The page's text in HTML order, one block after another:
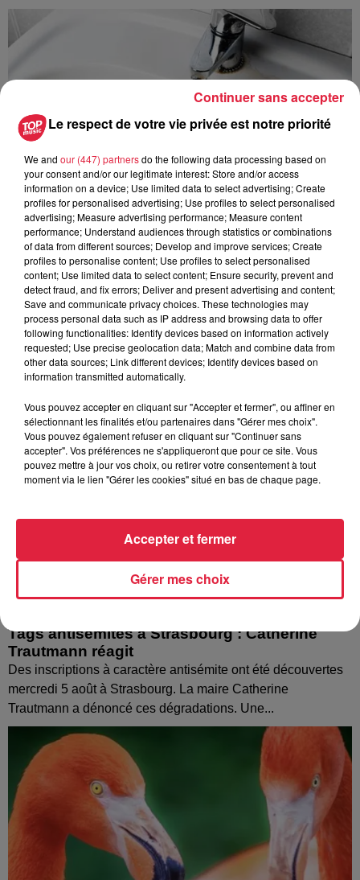
À Hoerdt, de l’eau brune sort des robinets
Depuis plusieurs jours, des habitants de Hoerdt ont vu de
l’eau brune s’écouler de leurs robinets. Face aux
nombreuses interrogations, la municipalité a pris...
Tags antisémites à Strasbourg : Catherine
Trautmann réagit
Des inscriptions à caractère antisémite ont été découvertes
mercredi 5 août à Strasbourg. La maire Catherine
Trautmann a dénoncé ces dégradations. Une...
Le respect de votre vie privée est notre priorité
We and our (447) partnersdo the following data processing based on
your consent and/or our legitimate interest: Store and/or access
information on a device; Use limited data to select advertising; Create
profiles for personalised advertising; Use profiles to select personalised
advertising; Measure advertising performance; Measure content
performance; Understand audiences through statistics or combinations
of data from different sources; Develop and improve services; Create
profiles to personalise content; Use profiles to select personalised
content; Use limited data to select content; Ensure security, prevent and
detect fraud, and fix errors; Deliver and present advertising and content;
Save and communicate privacy choices. These technologies may
process personal data such as IP address and browsing data to offer
following functionalities: Identify devices based on information actively
requested; Use precise geolocation data; Match and combine data from
other data sources; Link different devices; Identify devices based on
information transmitted automatically.
Vous pouvez accepter en cliquant sur "Accepter et fermer", ou affiner en
sélectionnant les finalités et/ou partenaires dans "Gérer mes choix".
Vous pouvez également refuser en cliquant sur "Continuer sans
accepter". Vos préférences ne s'appliqueront que pour ce site. Vous
pouvez mettre à jour vos choix, ou retirer votre consentement à tout
moment via le lien "Gérer les cookies" situé en bas de chaque page.
Gérer mes choix
Accepter et fermer
Continuer sans accepter